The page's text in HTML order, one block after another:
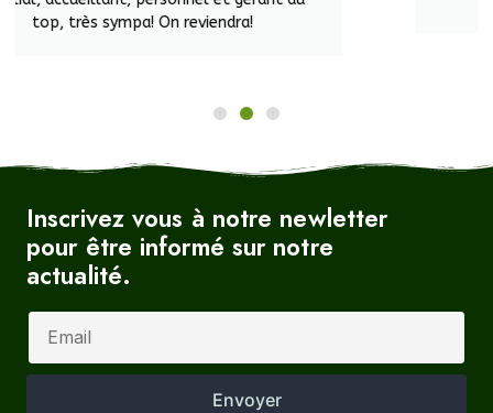
Inscrivez vous à notre newletter
pour être informé sur notre
actualité.
Envoyer